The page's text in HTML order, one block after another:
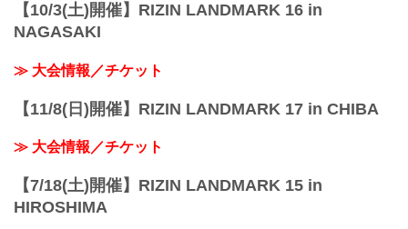
【10/3(土)開催】RIZIN LANDMARK 16 in
NAGASAKI
≫ 大会情報／チケット
【11/8(日)開催】RIZIN LANDMARK 17 in CHIBA
≫ 大会情報／チケット
【7/18(土)開催】RIZIN LANDMARK 15 in
HIROSHIMA